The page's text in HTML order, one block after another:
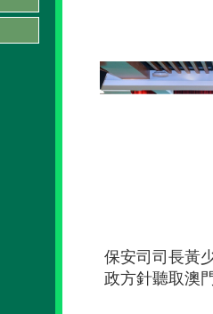
保安司司長黃
政方針聽取澳